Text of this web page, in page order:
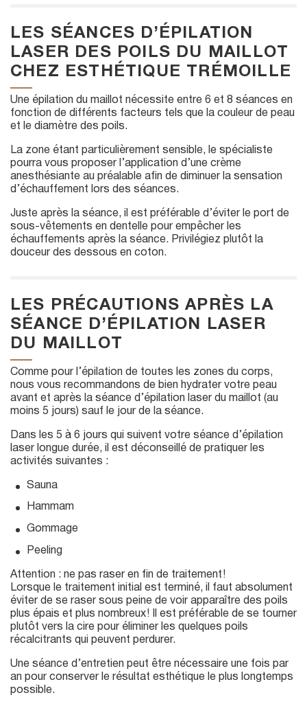
LES SÉANCES D’ÉPILATION
LASER DES POILS DU MAILLOT
CHEZ ESTHÉTIQUE TRÉMOILLE
Une épilation du maillot nécessite entre 6 et 8 séances en
fonction de différents facteurs tels que la couleur de peau
et le diamètre des poils.
La zone étant particulièrement sensible, le spécialiste
pourra vous proposer l’application d’une crème
anesthésiante au préalable afin de diminuer la sensation
d’échauffement lors des séances.
Juste après la séance, il est préférable d’éviter le port de
sous-vêtements en dentelle pour empêcher les
échauffements après la séance. Privilégiez plutôt la
douceur des dessous en coton.
LES PRÉCAUTIONS APRÈS LA
SÉANCE D’ÉPILATION LASER
DU MAILLOT
Comme pour l’épilation de toutes les zones du corps,
nous vous recommandons de bien hydrater votre peau
avant et après la séance d’épilation laser du maillot (au
moins 5 jours) sauf le jour de la séance.
Dans les 5 à 6 jours qui suivent votre séance d’épilation
laser longue durée, il est déconseillé de pratiquer les
activités suivantes :
Sauna
Hammam
Gommage
Peeling
Attention : ne pas raser en fin de traitement !
Lorsque le traitement initial est terminé, il faut absolument
éviter de se raser sous peine de voir apparaître des poils
plus épais et plus nombreux ! Il est préférable de se tourner
plutôt vers la cire pour éliminer les quelques poils
récalcitrants qui peuvent perdurer.
Une séance d’entretien peut être nécessaire une fois par
an pour conserver le résultat esthétique le plus longtemps
possible.